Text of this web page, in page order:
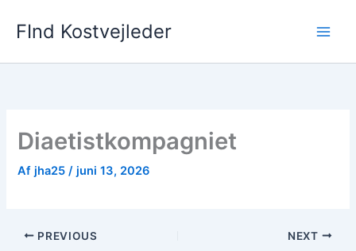
FInd Kostvejleder
Diaetistkompagniet
Af jha25/ juni 13, 2026
PREVIOUS NEXT